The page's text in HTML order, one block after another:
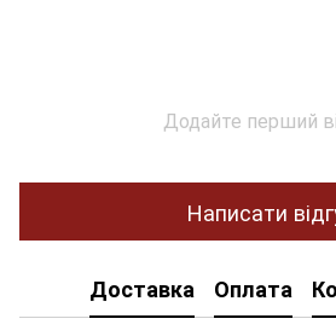
Додайте перший
Написати
Доставка Оплата